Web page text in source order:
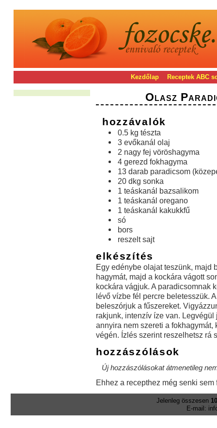
Kezdőlap Receptek ABC
Olasz
hozzávalók
0.5 kg tészta
3 evőkanál olaj
2 nagy fej vöröshagyma
4 gerezd fokhagyma
13 darab paradicsom
20 dkg sonka
1 teáskanál bazsalikom
1 teáskanál oregano
1 teáskanál kakukkfű
só
bors
reszelt sajt
elkészítés
Egy edénybe olajat teszünk, majd
hagymát, majd a kockára vágott
kockára vágjuk. A paradicsomnak
lévő vízbe fél percre beletesszük.
beleszórjuk a fűszereket.
rakjunk, intenzív íze van.
annyira nem szereti a
végén. Ízlés szerint reszelhetsz rá
hozzászólások
Új hozzászólásokat átmenetileg
Ehhez a recepthez még senki sem
Jelenleg összesen
E-mail: